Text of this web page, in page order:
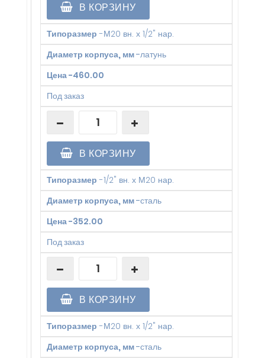
В КОРЗИНУ
Типоразмер -М20 вн. х 1/2" нар.
Диаметр корпуса, мм-латунь
Цена-460.00
Под заказ
В КОРЗИНУ
Типоразмер -1/2" вн. х М20 нар.
Диаметр корпуса, мм-сталь
Цена-352.00
Под заказ
В КОРЗИНУ
Типоразмер -М20 вн. х 1/2" нар.
Диаметр корпуса, мм-сталь